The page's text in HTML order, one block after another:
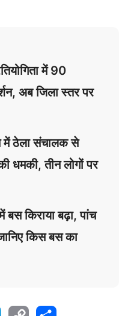
में 90
अब जिला स्तर पर
ठेला संचालक से
धमकी, तीन लोगों पर
किराया बढ़ा, पांच
किस बस का